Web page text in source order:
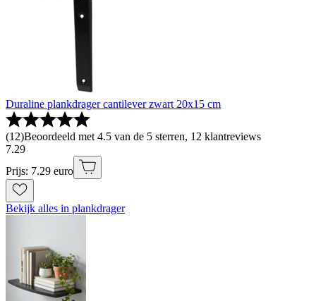
Duraline plankdrager cantilever zwart 20x15 cm
(12)Beoordeeld met 4.5 van de 5 sterren, 12 klantreviews
7.29
Prijs: 7.29 euro
Bekijk alles in plankdrager